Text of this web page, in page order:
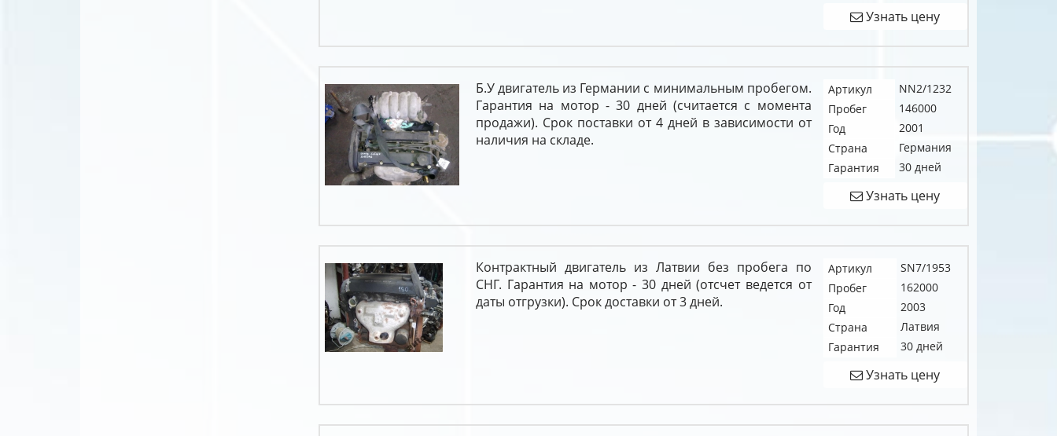
Узнать цену
Б.У двигатель из Германии с минимальным пробегом.
Гарантия на мотор - 30 дней (считается с момента
продажи). Срок поставки от 4 дней в зависимости от
наличия на складе.
Артикул
NN2/1232
Пробег
146000
Год
2001
Страна
Германия
Гарантия
30 дней
Узнать цену
Контрактный двигатель из Латвии без пробега по
СНГ. Гарантия на мотор - 30 дней (отсчет ведется от
даты отгрузки). Срок доставки от 3 дней.
Артикул
SN7/1953
Пробег
162000
Год
2003
Страна
Латвия
Гарантия
30 дней
Узнать цену